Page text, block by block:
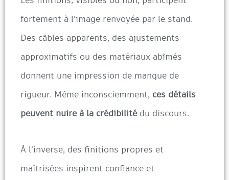
fortement à l’image renvoyée par le stand.
Des câbles apparents, des ajustements
approximatifs ou des matériaux abîmés
donnent une impression de manque de
rigueur. Même inconsciemment, ces détails
peuvent nuire à la crédibilitédu discours.
À l’inverse, des finitions propres et
maîtrisées inspirent confiance et